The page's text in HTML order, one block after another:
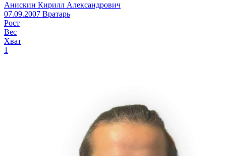
Анискин Кирилл Александрович
07.09.2007 Вратарь
Рост
Вес
Хват
1